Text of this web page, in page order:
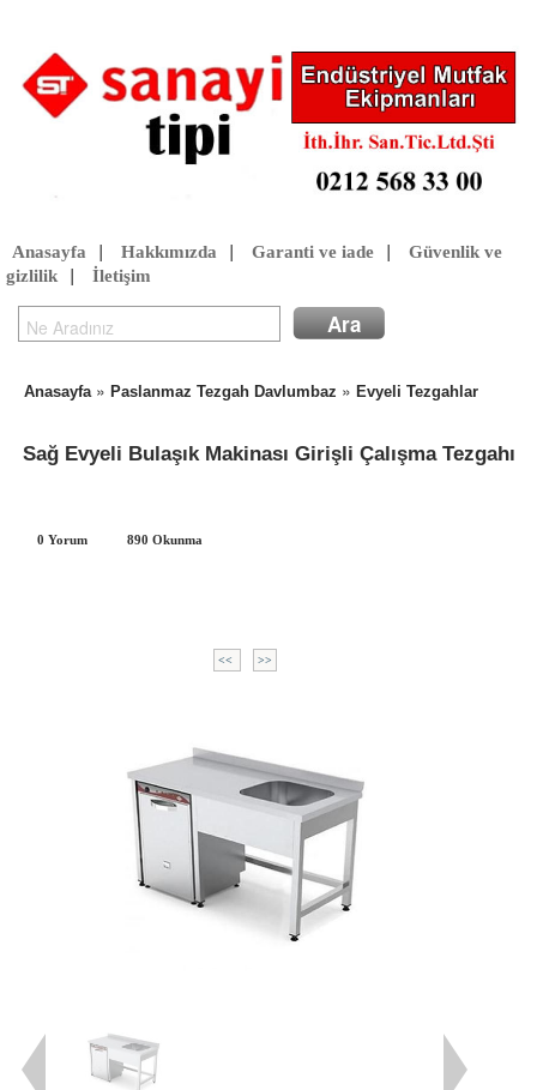
Anasayfa Hakkımızda Garanti ve iade
Güvenlik ve
gizlilik
İletişim
Anasayfa» Paslanmaz Tezgah Davlumbaz » Evyeli Tezgahlar
Sağ Evyeli Bulaşık Makinası Girişli Çalışma Tezgahı
0 Yorum 890 Okunma
<< >>